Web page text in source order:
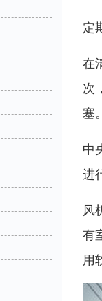
定
在
次
塞
中
进
风
有
用